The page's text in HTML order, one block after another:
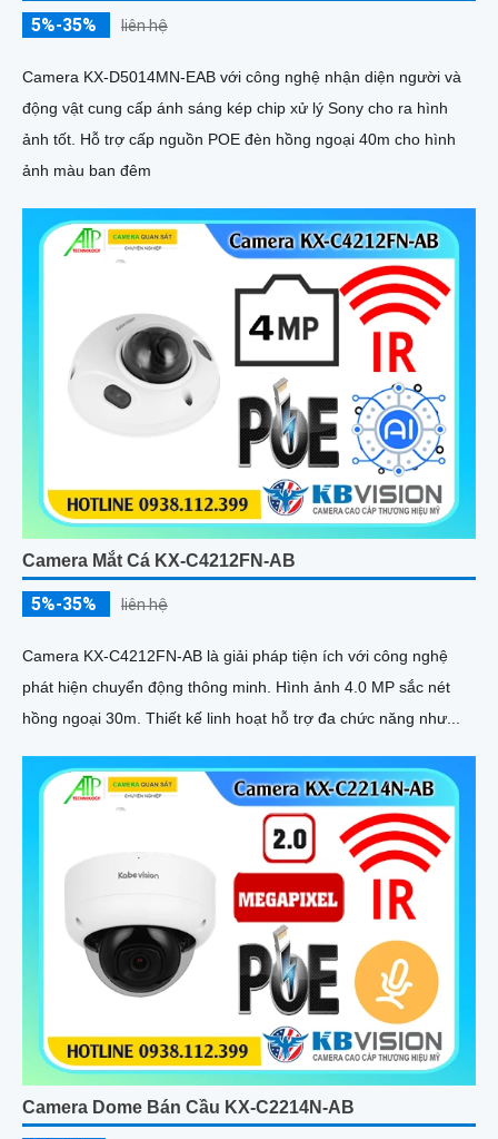
5%-35% liên hệ
Camera KX-D5014MN-EAB với công nghệ nhận diện người và
động vật cung cấp ánh sáng kép chip xử lý Sony cho ra hình
ảnh tốt. Hỗ trợ cấp nguồn POE đèn hồng ngoại 40m cho hình
ảnh màu ban đêm
Camera Mắt Cá KX-C4212FN-AB
5%-35% liên hệ
Camera KX-C4212FN-AB là giải pháp tiện ích với công nghệ
phát hiện chuyển động thông minh. Hình ảnh 4.0 MP sắc nét
hồng ngoại 30m. Thiết kế linh hoạt hỗ trợ đa chức năng như...
Camera Dome Bán Cầu KX-C2214N-AB